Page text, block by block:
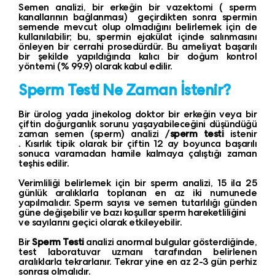
Semen analizi, bir erkeğin bir vazektomi ( sperm
kanallarının bağlanması) geçirdikten sonra spermin
semende mevcut olup olmadığını belirlemek için de
kullanılabilir; bu, spermin ejakülat içinde salınmasını
önleyen bir cerrahi prosedürdür. Bu ameliyat başarılı
bir şekilde yapıldığında kalıcı bir doğum kontrol
yöntemi (% 99.9) olarak kabul edilir.
Sperm Testi Ne Zaman İstenir?
Bir ürolog yada jinekolog doktor bir erkeğin veya bir
çiftin doğurganlık sorunu yaşayabileceğini düşündüğü
zaman semen (sperm) analizi /sperm testiistenir
. Kısırlık tipik olarak bir çiftin 12 ay boyunca başarılı
sonuca varamadan hamile kalmaya çalıştığı zaman
teşhis edilir.
Verimliliği belirlemek için bir sperm analizi, 15 ila 25
günlük aralıklarla toplanan en az iki numunede
yapılmalıdır. Sperm sayısı ve semen tutarlılığı günden
güne değişebilir ve bazı koşullar sperm hareketliliğini
ve sayılarını geçici olarak etkileyebilir.
BirSperm Testianalizi anormal bulgular gösterdiğinde,
test laboratuvar uzmanı tarafından belirlenen
aralıklarla tekrarlanır. Tekrar yine en az 2-3 gün perhiz
sonrası olmalıdır.